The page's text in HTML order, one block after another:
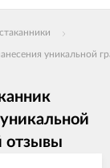
уникальной
отзывы